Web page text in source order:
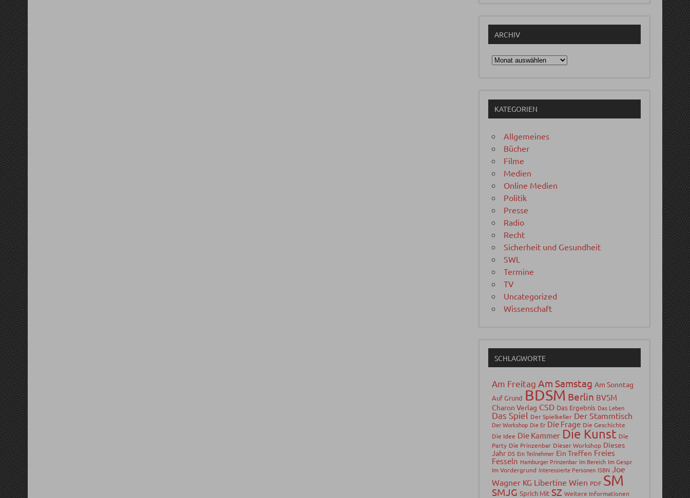
ARCHIV
Archiv
KATEGORIEN
Allgemeines
Bücher
Filme
Medien
Online Medien
Politik
Presse
Radio
Recht
Sicherheit und Gesundheit
SWL
Termine
TV
Uncategorized
Wissenschaft
SCHLAGWORTE
Am Freitag Am Samstag Am Sonntag
Auf Grund BDSM Berlin BVSM
Charon Verlag CSD Das Ergebnis Das Leben
Das Spiel Der Spielkeller Der Stammtisch
Der Workshop Die Er Die Frage Die Geschichte
Die Idee Die Kammer Die Kunst Die
Party Die Prinzenbar Dieser Workshop Dieses
Jahr DS Ein Teilnehmer Ein Treffen Freies
Fesseln Hamburger Prinzenbar Im Bereich Im Gespr
Im Vordergrund Interessierte Personen ISBN
Joe
Wagner KG Libertine Wien PDF SM
SMJG Sprich Mit SZ Weitere Informationen